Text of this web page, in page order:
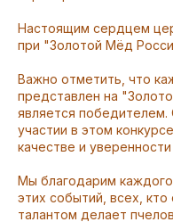
Настоящим сердцем
при "Золотой Мёд
Важно отметить, что
представлен на
является
участии в этом
качестве и
Мы благодарим
этих событий, всех,
талантом делает